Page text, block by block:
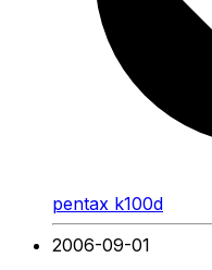
pentax k100d
2006-09-01